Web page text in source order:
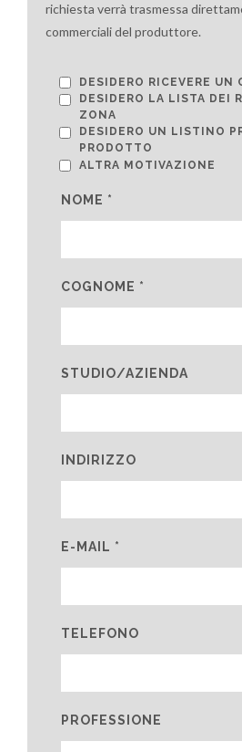
richiesta verrà trasmessa
commerciali del produttore.
DESIDERO RICEVERE UN
DESIDERO LA LISTA DEI
ZONA
DESIDERO UN LISTINO
PRODOTTO
ALTRA MOTIVAZIONE
NOME *
COGNOME *
STUDIO/AZIENDA
INDIRIZZO
E-MAIL *
TELEFONO
PROFESSIONE